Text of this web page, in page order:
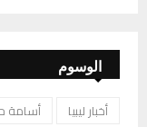
الوسوم
أخبار ليبيا أسامة